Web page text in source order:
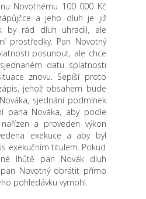
Novotnému 100 000 Kč
a jeho dluh je již
by rád dluh uhradil, ale
prostředky. Pan Novotný
posunout, ale chce
datu splatnosti
znovu. Sepíší proto
jehož obsahem bude
sjednání podmínek
pana Nováka, aby podle
a proveden výkon
exekuce a aby byl
exekučním titulem. Pokud
lhůtě pan Novák dluh
Novotný obrátit přímo
pohledávku vymohl.